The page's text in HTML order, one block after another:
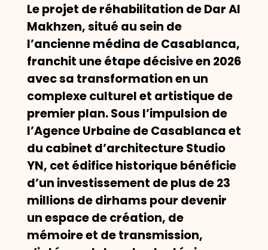
Le projet de réhabilitation de Dar Al
Makhzen, situé au sein de
l’ancienne médina de Casablanca,
franchit une étape décisive en 2026
avec sa transformation en un
complexe culturel et artistique de
premier plan. Sous l’impulsion de
l’Agence Urbaine de Casablanca et
du cabinet d’architecture Studio
YN, cet édifice historique bénéficie
d’un investissement de plus de 23
millions de dirhams pour devenir
un espace de création, de
mémoire et de transmission,